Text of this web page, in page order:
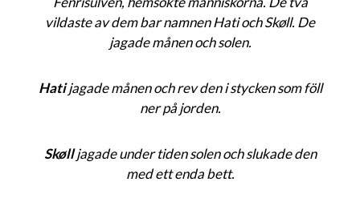
vildaste av dem bar namnen Hati och Skøll. De
jagade månen och solen.
Hatijagade månen och rev den i stycken som föll
ner på jorden.
Skølljagade under tiden solen och slukade den
med ett enda bett.